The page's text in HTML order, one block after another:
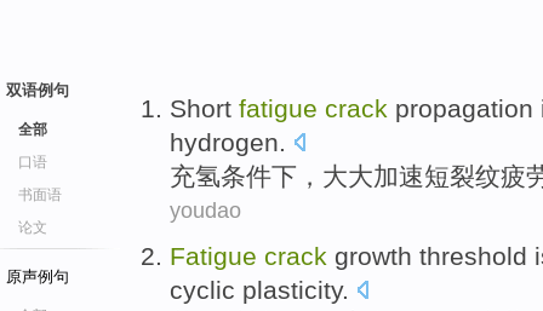
双语例句
全部
口语
书面语
论文
原声例句
Short fatigue crack propagation
hydrogen.
充氢条件下， 大大加速短裂纹疲
youdao
Fatigue crack growth threshold
cyclic plasticity.